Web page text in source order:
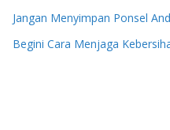
Jangan Menyimpan Ponsel
Begini Cara Menjaga